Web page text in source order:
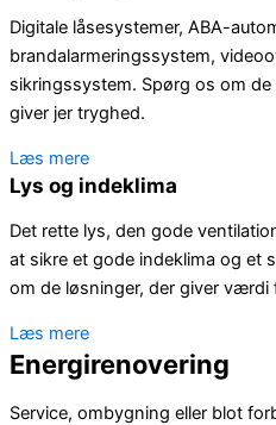
Digitale låsesystemer, ABA-
brandalarmeringssystem,
sikringssystem. Spørg os om
giver jer tryghed.
Læs mere
Lys og indeklima
Det rette lys, den gode
at sikre et gode indeklima og et
om de løsninger, der giver værdi
Læs mere
Energirenovering
Service, ombygning eller blot